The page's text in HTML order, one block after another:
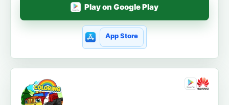
Play on Google Play
App Store